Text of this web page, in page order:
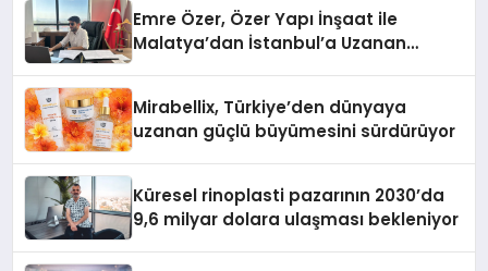
Emre Özer, Özer Yapı İnşaat ile
Malatya’dan İstanbul’a Uzanan
Mirabellix, Türkiye’den dünyaya
uzanan güçlü büyümesini sürdürüyor
Küresel rinoplasti pazarının 2030’da
9,6 milyar dolara ulaşması bekleniyor